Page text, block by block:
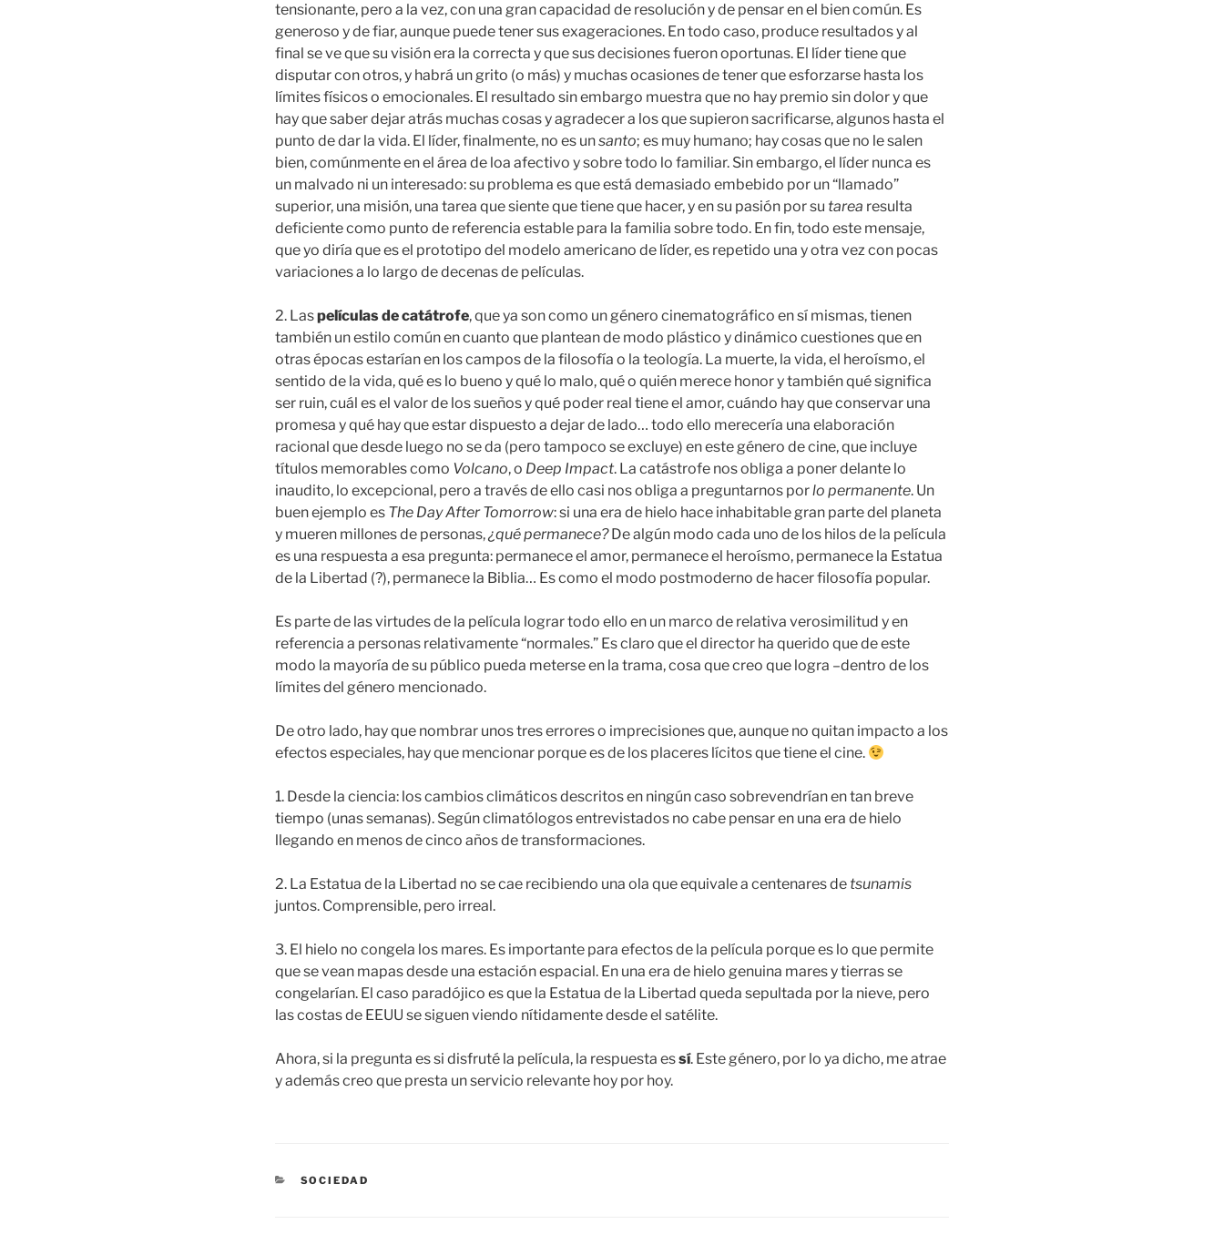
tensionante, pero a la vez, con una gran capacidad de resolución y de pensar en el bien común. Es
generoso y de fiar, aunque puede tener sus exageraciones. En todo caso, produce resultados y al
final se ve que su visión era la correcta y que sus decisiones fueron oportunas. El líder tiene que
disputar con otros, y habrá un grito (o más) y muchas ocasiones de tener que esforzarse hasta los
límites físicos o emocionales. El resultado sin embargo muestra que no hay premio sin dolor y que
hay que saber dejar atrás muchas cosas y agradecer a los que supieron sacrificarse, algunos hasta el
punto de dar la vida. El líder, finalmente, no es unsanto; es muy humano; hay cosas que no le salen
bien, comúnmente en el área de loa afectivo y sobre todo lo familiar. Sin embargo, el líder nunca es
un malvado ni un interesado: su problema es que está demasiado embebido por un “llamado”
superior, una misión, una tarea que siente que tiene que hacer, y en su pasión por su tarea resulta
deficiente como punto de referencia estable para la familia sobre todo. En fin, todo este mensaje,
que yo diría que es el prototipo del modelo americano de líder, es repetido una y otra vez con pocas
variaciones a lo largo de decenas de películas.
2. Laspelículas de catátrofe, que ya son como un género cinematográfico en sí mismas, tienen
también un estilo común en cuanto que plantean de modo plástico y dinámico cuestiones que en
otras épocas estarían en los campos de la filosofía o la teología. La muerte, la vida, el heroísmo, el
sentido de la vida, qué es lo bueno y qué lo malo, qué o quién merece honor y también qué significa
ser ruin, cuál es el valor de los sueños y qué poder real tiene el amor, cuándo hay que conservar una
promesa y qué hay que estar dispuesto a dejar de lado… todo ello merecería una elaboración
racional que desde luego no se da (pero tampoco se excluye) en este género de cine, que incluye
títulos memorables como Volcano, o Deep Impact. La catástrofe nos obliga a poner delante lo
inaudito, lo excepcional, pero a través de ello casi nos obliga a preguntarnos porlo permanente. Un
buen ejemplo es The Day After Tomorrow: si una era de hielo hace inhabitable gran parte del planeta
y mueren millones de personas,¿qué permanece?De algún modo cada uno de los hilos de la película
es una respuesta a esa pregunta: permanece el amor, permanece el heroísmo, permanece la Estatua
de la Libertad (?), permanece la Biblia… Es como el modo postmoderno de hacer filosofía popular.
Es parte de las virtudes de la película lograr todo ello en un marco de relativa verosimilitud y en
referencia a personas relativamente “normales.” Es claro que el director ha querido que de este
modo la mayoría de su público pueda meterse en la trama, cosa que creo que logra –dentro de los
límites del género mencionado.
De otro lado, hay que nombrar unos tres errores o imprecisiones que, aunque no quitan impacto a los
efectos especiales, hay que mencionar porque es de los placeres lícitos que tiene el cine.
1. Desde la ciencia: los cambios climáticos descritos en ningún caso sobrevendrían en tan breve
tiempo (unas semanas). Según climatólogos entrevistados no cabe pensar en una era de hielo
llegando en menos de cinco años de transformaciones.
2. La Estatua de la Libertad no se cae recibiendo una ola que equivale a centenares de tsunamis
juntos. Comprensible, pero irreal.
3. El hielo no congela los mares. Es importante para efectos de la película porque es lo que permite
que se vean mapas desde una estación espacial. En una era de hielo genuina mares y tierras se
congelarían. El caso paradójico es que la Estatua de la Libertad queda sepultada por la nieve, pero
las costas de EEUU se siguen viendo nítidamente desde el satélite.
Ahora, si la pregunta es si disfruté la película, la respuesta essí. Este género, por lo ya dicho, me atrae
y además creo que presta un servicio relevante hoy por hoy.
CATEGORÍAS
SOCIEDAD